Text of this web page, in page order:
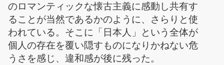
のロマンティックな懐古主義に感動し共有す
ることが当然であるかのように、さらりと使
われている。そこに「日本人」という全体が
個人の存在を覆い隠すものになりかねない危
うさを感じ、違和感が後に残った。